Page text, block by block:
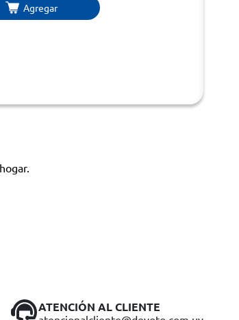
Agregar
ATENCIÓN AL CLIENTE